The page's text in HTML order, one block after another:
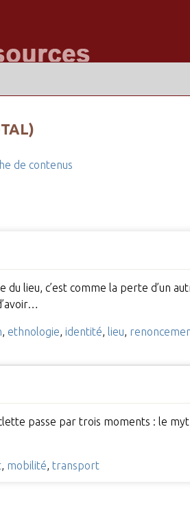
de contenus
lieu, c’est comme la perte d’un
ethnologie identité lieu
passe par trois moments : le
, mobilité, transport